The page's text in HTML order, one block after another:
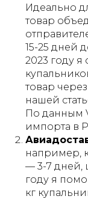
Идеально
товар
15-25 дней
2023 году я
товар
нашей
По данным
импорта в
например,
— 3-7 дней,
году я
кг